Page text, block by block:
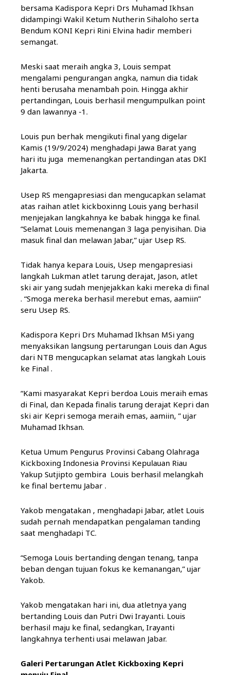
bersama Kadispora Kepri Drs Muhamad Ikhsan
didampingi Wakil Ketum Nutherin Sihaloho serta
Bendum KONI Kepri Rini Elvina hadir memberi
semangat.
Meski saat meraih angka 3, Louis sempat
mengalami pengurangan angka, namun dia tidak
henti berusaha menambah poin. Hingga akhir
pertandingan, Louis berhasil mengumpulkan point
9 dan lawannya -1.
Louis pun berhak mengikuti final yang digelar
Kamis (19/9/2024) menghadapi Jawa Barat yang
hari itu juga memenangkan pertandingan atas DKI
Jakarta.
Usep RS mengapresiasi dan mengucapkan selamat
atas raihan atlet kickboxinng Louis yang berhasil
menjejakan langkahnya ke babak hingga ke final.
“Selamat Louis memenangan 3 laga penyisihan. Dia
masuk final dan melawan Jabar,” ujar Usep RS.
Tidak hanya kepara Louis, Usep mengapresiasi
langkah Lukman atlet tarung derajat, Jason, atlet
ski air yang sudah menjejakkan kaki mereka di final
. “Smoga mereka berhasil merebut emas, aamiin”
seru Usep RS.
Kadispora Kepri Drs Muhamad Ikhsan MSi yang
menyaksikan langsung pertarungan Louis dan Agus
dari NTB mengucapkan selamat atas langkah Louis
ke Final .
“Kami masyarakat Kepri berdoa Louis meraih emas
di Final, dan Kepada finalis tarung derajat Kepri dan
ski air Kepri semoga meraih emas, aamiin, ” ujar
Muhamad Ikhsan.
Ketua Umum Pengurus Provinsi Cabang Olahraga
Kickboxing Indonesia Provinsi Kepulauan Riau
Yakup Sutjipto gembira Louis berhasil melangkah
ke final bertemu Jabar .
Yakob mengatakan , menghadapi Jabar, atlet Louis
sudah pernah mendapatkan pengalaman tanding
saat menghadapi TC.
“Semoga Louis bertanding dengan tenang, tanpa
beban dengan tujuan fokus ke kemanangan,” ujar
Yakob.
Yakob mengatakan hari ini, dua atletnya yang
bertanding Louis dan Putri Dwi Irayanti. Louis
berhasil maju ke final, sedangkan, Irayanti
langkahnya terhenti usai melawan Jabar.
Galeri Pertarungan Atlet Kickboxing Kepri